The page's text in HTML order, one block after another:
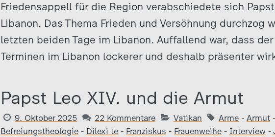
Friedensappell für die Region verabschiedete sich
Libanon. Das Thema Frieden und Versöhnung durchzog
letzten beiden Tage im Libanon. Auffallend war, dass
Terminen im Libanon lockerer und deshalb präsenter
Papst Leo XIV. und die Armut
9. Oktober 2025 22 Kommentare Vatikan Arme - Armut -
Befreiungstheologie - Dilexi te - Franziskus - Frauenweihe - Interview -